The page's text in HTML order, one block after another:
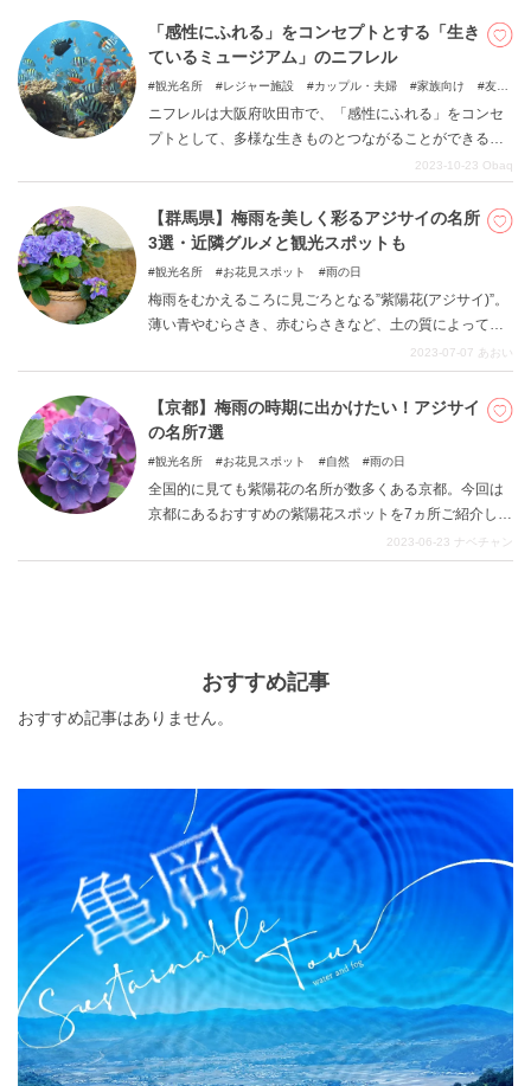
ら思いっきり遊びたいですよね。 今回はカップルで楽し
める、天気に左右されないデートスポットをご紹介しま
す。 雨の日デートのマンネリ解消にはもちろん、天気に
「感性にふれる」をコンセプトとする「生き
ているミュージアム」のニフレル
観光名所 レジャー施設 カップル・夫婦 家族向け
友達
ニフレルは大阪府吹田市で、「感性にふれる」をコンセ
プトとして、多様な生きものとつながることができる
「生きているミュージアム」です。水族館、動物園、美
す。本記事ではニフレルの魅力をご紹介します。
2023-10-23 Obaq
【群馬県】梅雨を美しく彩るアジサイの名所
3選・近隣グルメと観光スポットも
観光名所 お花見スポット 雨の日
梅雨をむかえるころに見ごろとなる”紫陽花(アジサイ)”。
薄い青やむらさき、赤むらさきなど、土の質によって
様々な色合いになるのが美しいお花です。 群馬県にもた
くさんの名所があり、例年多くの人が足を運びます。 今
回は、そのアジサイの名所をまとめてみました。 夏の短
い間に咲きほこる花を見に、出かけてみませんか？
2023-07-07 あおい
【京都】梅雨の時期に出かけたい！アジサイ
の名所7選
観光名所 お花見スポット 自然 雨の日
全国的に見ても紫陽花の名所が数多くある京都。今回は
京都にあるおすすめの紫陽花スポットを7ヵ所ご紹介しま
す。外出するのが億劫になる梅雨のシーズン、ぜひ美し
い紫陽花を見にお出かけしてみてはいかがでしょうか。
2023-06-23 ナベチャン
おすすめ記事
おすすめ記事はありません。